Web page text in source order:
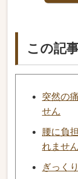
この記
突然の
せん
腰に負
れません
ぎっく